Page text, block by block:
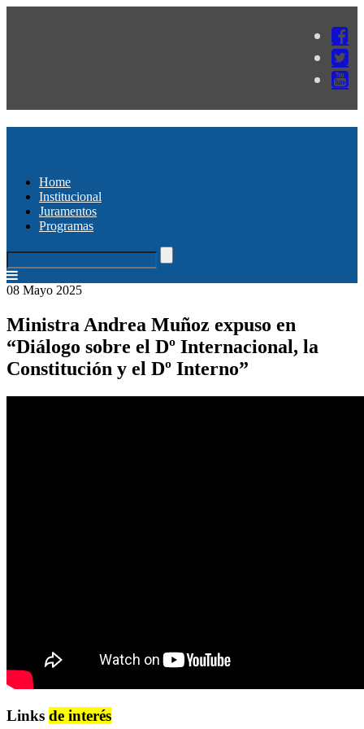
Home
Institucional
Juramentos
Programas
08 Mayo 2025
Ministra Andrea Muñoz expuso en
“Diálogo sobre el Dº Internacional, la
Constitución y el Dº Interno”
Links de interés